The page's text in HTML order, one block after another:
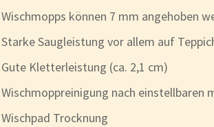
Wischmopps können 7 mm angehoben
Starke Saugleistung vor allem auf
Gute Kletterleistung (ca. 2,1 cm)
Wischmoppreinigung nach einstellbaren
Wischpad Trocknung